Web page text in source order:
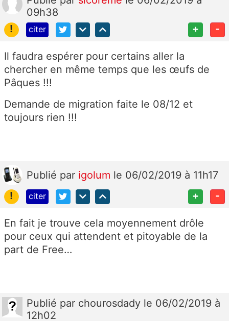
09h38
!
citer + -
Il faudra espérer pour certains aller la
chercher en même temps que les œufs de
Pâques !!!
Demande de migration faite le 08/12 et
toujours rien !!!
Publié par igolum le 06/02/2019 à 11h17
!
citer + -
En fait je trouve cela moyennement drôle
pour ceux qui attendent et pitoyable de la
part de Free…
Publié par chourosdady le 06/02/2019 à
12h02